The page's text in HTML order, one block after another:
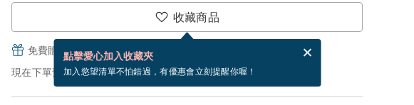
收藏商品
點擊愛心加入收藏夾
加入慾望清單不怕錯過，有優惠會立刻提醒你喔！
免費贈送電子賀卡，結帳完成後填寫
現在下單預估 8/12~8/17 到貨。